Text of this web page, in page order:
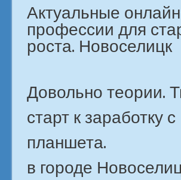
Актуальные
профессии для
роста. Новоселицк
Довольно теории.
старт к заработку с
планшета.
в городе